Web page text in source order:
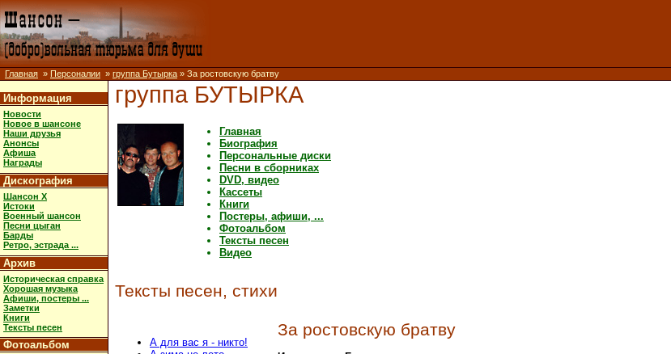
Главная » Персоналии » группа Бутырка » За ростовскую братву
Информация
Новости
Новое в шансоне
Наши друзья
Анонсы
Афиша
Награды
Дискография
Шансон X
Истоки
Военный шансон
Песни цыган
Барды
Ретро, эстрада ...
Архив
Историческая справка
Хорошая музыка
Афиши, постеры ...
Заметки
Книги
Тексты песен
Фотоальбом
группа БУТЫРКА
Главная
Биография
Персональные диски
Песни в сборниках
DVD, видео
Кассеты
Книги
Постеры, афиши, ...
Фотоальбом
Тексты песен
Видео
Тексты песен, стихи
А для вас я - никто!
За ростовскую братву